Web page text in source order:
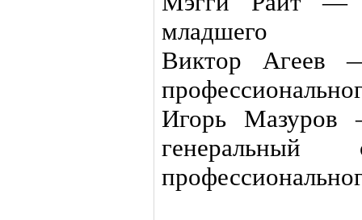
младшего
Виктор Агеев
Игорь Мазуров
генеральный